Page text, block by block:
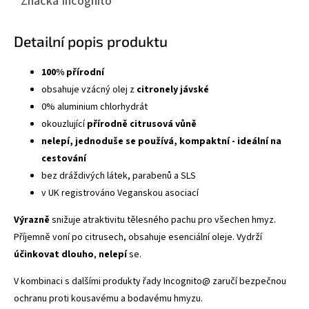
Detailní popis produktu
100% přírodní
obsahuje vzácný olej z citronely jávské
0% aluminium chlorhydrát
okouzlující přírodně citrusová vůně
nelepí, jednoduše se používá, kompaktní - ideální na
cestování
bez dráždivých látek, parabenů a SLS
v UK registrováno Veganskou asociací
Výrazně snižuje atraktivitu tělesného pachu pro všechen hmyz.
Příjemně voní po citrusech, obsahuje esenciální oleje. Vydrží
účinkovat dlouho, nelepíse.
V kombinaci s dalšími produktyřady Incognito@ zaručí bezpečnou
ochranu proti kousavému a bodavému hmyzu.